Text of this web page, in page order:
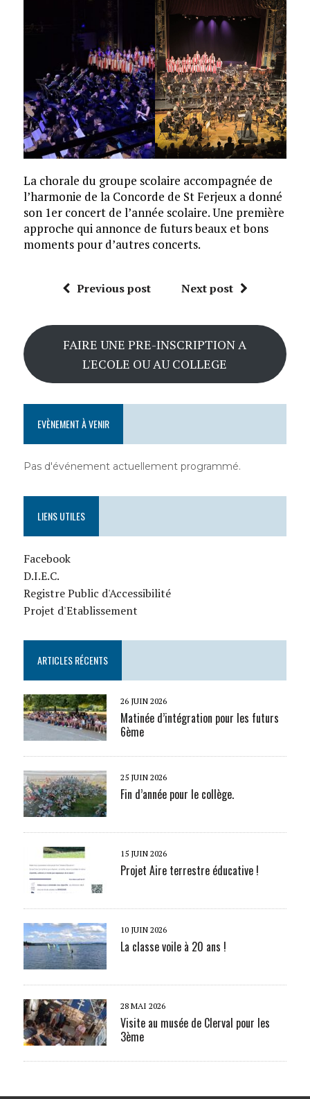
La chorale du groupe scolaire accompagnée de
l’harmonie de la Concorde de St Ferjeux a donné
son 1er concert de l’année scolaire. Une première
approche qui annonce de futurs beaux et bons
moments pour d’autres concerts.
Previous post Next post
FAIRE UNE PRE-INSCRIPTION A
L'ECOLE OU AU COLLEGE
EVÈNEMENT À VENIR
Pas d'événement actuellement programmé.
LIENS UTILES
Facebook
D.I.E.C.
Registre Public d'Accessibilité
Projet d'Etablissement
ARTICLES RÉCENTS
26 JUIN 2026
Matinée d’intégration pour les futurs
6ème
25 JUIN 2026
Fin d’année pour le collège.
15 JUIN 2026
Projet Aire terrestre éducative !
10 JUIN 2026
La classe voile à 20 ans !
28 MAI 2026
Visite au musée de Clerval pour les
3ème